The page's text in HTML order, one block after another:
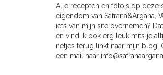
Alle recepten en foto's op deze
eigendom van Safrana&Argana.
iets van mijn site overnemen?
en vind ik ook erg leuk mits je
netjes terug linkt naar mijn blog.
een mail naar